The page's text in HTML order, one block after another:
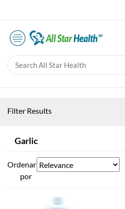
Filter Results
Garlic
Ordenar
por